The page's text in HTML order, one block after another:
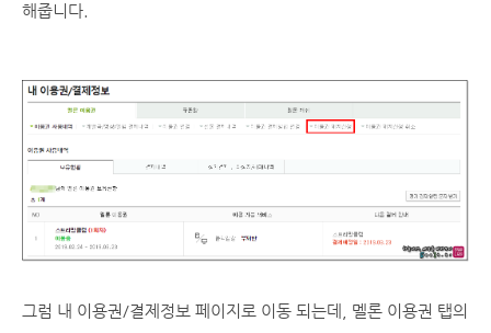
해줍니다.
그럼 내 이용권/결제정보 페이지로 이동 되는데, 멜론 이용권 탭의